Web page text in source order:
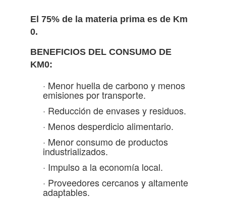
El 75% de la materia prima es de Km
0.
BENEFICIOS DEL CONSUMO DE
KM0:
· Menor huella de carbono y menos
emisiones por transporte.
· Reducción de envases y residuos.
· Menos desperdicio alimentario.
· Menor consumo de productos
industrializados.
· Impulso a la economía local.
· Proveedores cercanos y altamente
adaptables.